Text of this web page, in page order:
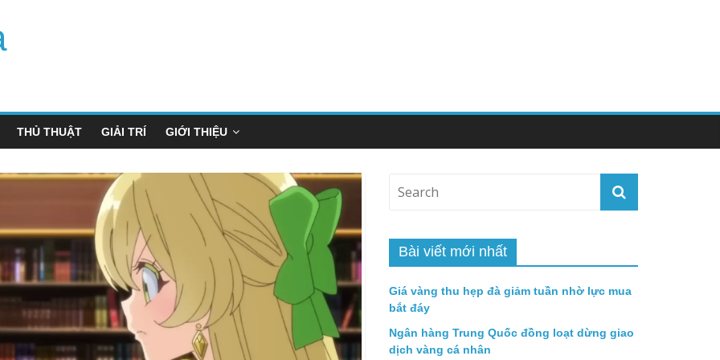
THỦ THUẬT GIẢI TRÍ GIỚI THIỆU
Bài viết mới nhất
Giá vàng thu hẹp đà giảm tuần nhờ lực mua
bắt đáy
Ngân hàng Trung Quốc đồng loạt dừng giao
dịch vàng cá nhân